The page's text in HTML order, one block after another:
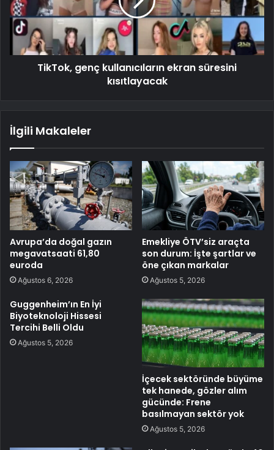
TikTok, genç kullanıcıların ekran süresini
kısıtlayacak
İlgili Makaleler
Avrupa’da doğal gazın
megavatsaati 61,80
euroda
Ağustos 6, 2026
Emekliye ÖTV’siz araçta
son durum: İşte şartlar ve
öne çıkan markalar
Ağustos 5, 2026
Guggenheim’ın En İyi
Biyoteknoloji Hissesi
Tercihi Belli Oldu
Ağustos 5, 2026
İçecek sektöründe büyüme
tek hanede, gözler alım
gücünde: Frene
basılmayan sektör yok
Ağustos 5, 2026